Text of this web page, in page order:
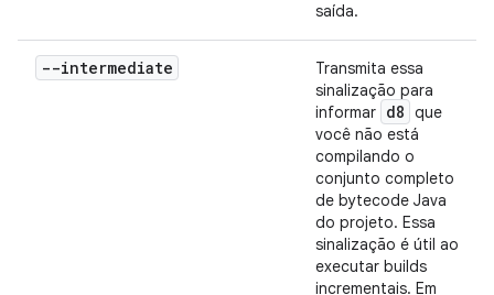
saída.
--intermediate
Transmita essa
sinalização para
informar d8 que
você não está
compilando o
conjunto completo
de bytecode Java
do projeto. Essa
sinalização é útil ao
executar builds
incrementais. Em